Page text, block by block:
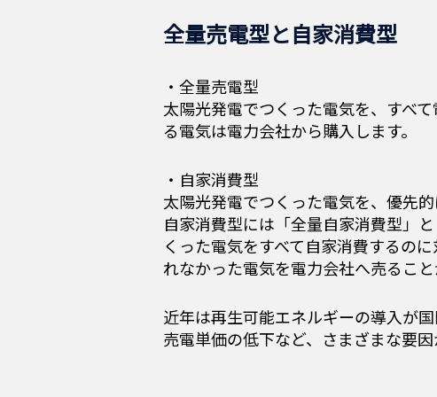
全量売電型と自家消費型
・全量売電型
太陽光発電でつくった電気を、すべ
る電気は電力会社から購入します。
・自家消費型
太陽光発電でつくった電気を、優先
自家消費型には「全量自家消費型」
くった電気をすべて自家消費するの
れなかった電気を電力会社へ売ること
近年は再生可能エネルギーの導入が
売電単価の低下など、さまざまな要